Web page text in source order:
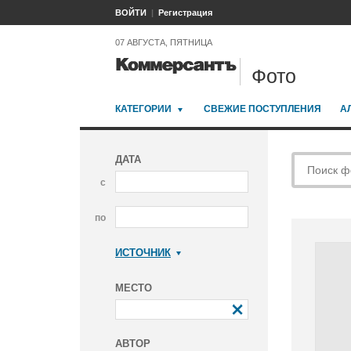
ВОЙТИ Регистрация
07 АВГУСТА, ПЯТНИЦА
Фото
КАТЕГОРИИ СВЕЖИЕ ПОСТУПЛЕНИЯ
ДАТА
с
по
ИСТОЧНИК
МЕСТО
АВТОР